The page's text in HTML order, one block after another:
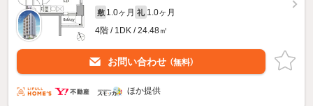
敷 1.0ヶ月 礼 1.0ヶ月
4階 / 1DK / 24.48㎡
お問い合わせ （無料）
ほか提供